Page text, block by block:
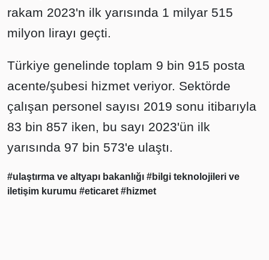
rakam 2023'n ilk yarısında 1 milyar 515
milyon lirayı geçti.
Türkiye genelinde toplam 9 bin 915 posta
acente/şubesi hizmet veriyor. Sektörde
çalışan personel sayısı 2019 sonu itibarıyla
83 bin 857 iken, bu sayı 2023'ün ilk
yarısında 97 bin 573'e ulaştı.
#ulaştırma ve altyapı bakanlığı #bilgi teknolojileri ve
iletişim kurumu #eticaret #hizmet